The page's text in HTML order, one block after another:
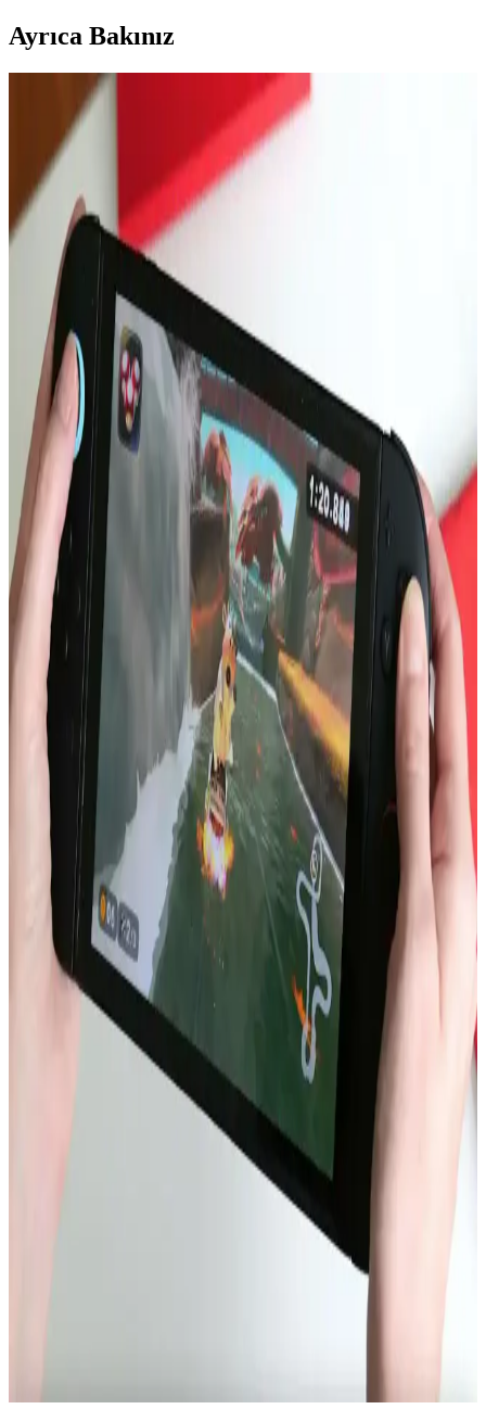
Ayrıca Bakınız
MacBook Air M5 ve M4 Çip Performans
Karşılaştırması ve Kullanım Alanları
Apple'ın M5 çipi, MacBook Air'de M4'e kıyasla %10-15 daha
yüksek performans sunuyor. Ancak pasif soğutma nedeniyle uzun
süreli yüksek performans sınırlı kalıyor. Pro modeller daha güçlü
seçenekler.
16 Gün Kar Altında Kalan iPhone'un Dayanıklılığı
ve Soğukta Elektronik Performansı
Saskatchewan'da 16 gün kar altında kalan iPhone, karın izolasyon
etkisi sayesinde çalışmaya devam etti. Soğuk hava batarya
performansını yavaşlatırken, kar cihazı korudu ve uzun süre konum
güncellemesi sağladı.
Apple'ın Katlanabilir iPhone'u: Batarya Ömrü,
Ekran Dayanıklılığı ve Kullanıcı Beklentileri
Apple'ın katlanabilir iPhone modeli, batarya ömründe %100 artış
iddiası ve ekran dayanıklılığı endişeleriyle teknoloji dünyasında
dikkat çekiyor. Kullanıcılar uygulama uyumluluğu ve fiyat
konularını da yakından takip ediyor.
Intel ve LG Display'in Dizüstü Bilgisayar Batarya
Ömründe Apple Silicon ile Rekabeti
Intel ve LG Display'in düşük güç tüketimli ekran ve verimlilik
çekirdekleri, Windows dizüstü bilgisayarlarda batarya ömrünü
artırma potansiyeline sahip. Ancak yazılım ve donanım sorunları bu
avantajı sınırlıyor.
iPhone 13 Batarya Şişmesi: Nedenleri, Güvenlik
Riskleri ve Çözüm Yolları
iPhone 13 modellerinde artan batarya şişmesi vakaları, cihaz
güvenliği ve performansı açısından ciddi riskler taşır. Bu sorun,
üretim hataları ve kullanım koşullarıyla ilişkilidir. Batarya şişmesi
fark edildiğinde cihaz kapatılmalı ve profesyonel destek alınmalıdır.
Akıllı Telefonlarda Güçten Çok Verimlilik ve Uygun
Fiyatlı Çiplerin Önemi
Akıllı telefonlarda işlemci gücü artışı ısı ve enerji sorunları yaratıyor.
Daha verimli, termal yönetimi optimize edilmiş ve uygun fiyatlı
çipler ile batarya teknolojileri öncelik kazanıyor.
Dell XPS 14 2026 ve MacBook Air 15 M5 Batarya
Performansının Detaylı Karşılaştırması
Dell XPS 14 2026, büyük batarya kapasitesi ve VRR ekran
teknolojisi sayesinde MacBook Air 15 M5'e kıyasla web tarama
testinde üç kat daha uzun batarya ömrü sunuyor. İşletim sistemi ve
kullanım senaryoları ise performansı etkiliyor.
Nintendo Switch 2 Avrupa Modelinde Kullanıcı
Tarafından Değiştirilebilir Batarya Özelliği
Nintendo Switch 2'nin Avrupa versiyonu, AB'nin tamir edilebilirlik